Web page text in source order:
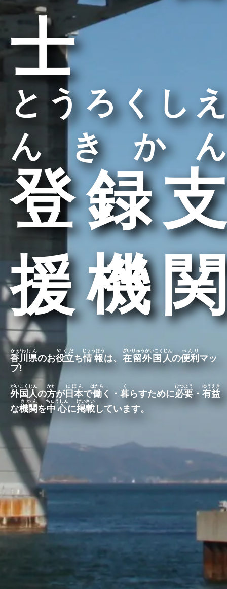
士
登録支
援機関
とうろくしえ
んきかん
香川県
かがわけん
のお役立
やくだ
ち情報
じょうほう
は、 在留外国人
ざいりゅうがいこくじん
の便利
べんり
マッ
プ!
外国人
がいこくじん
の方
かた
が日本
にほん
で働
はたら
く・ 暮
く
らすために必要
ひつよう
・ 有益
ゆうえき
な機関
きかん
を中心
ちゅうしん
に掲載
けいさい
しています。